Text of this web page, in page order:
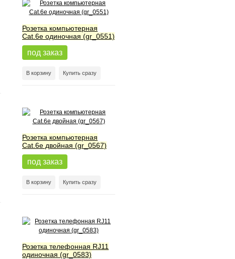
Розетка компьютерная
Cat.6e одиночная (gr_0551)
под заказ
В корзину Купить сразу
Розетка компьютерная
Cat.6e двойная (gr_0567)
под заказ
В корзину Купить сразу
Розетка телефонная RJ11
одиночная (gr_0583)